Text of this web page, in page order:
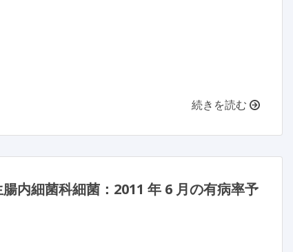
続きを読む
内細菌科細菌：2011 年 6 月の有病率予